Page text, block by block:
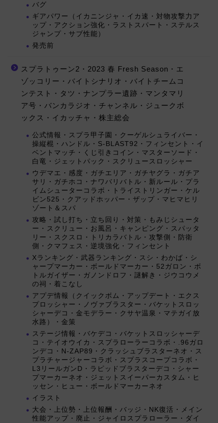
バグ
ギアパワー（イカニンジャ・イカ速・対物攻撃力ア
ップ・アクション強化・ラストスパート・ステルス
ジャンプ・サブ性能）
発売前
スプラトゥーン2・2023 春 Fresh Season・エ
ゾッコリー・バイトシナリオ・バイトチームコ
ンテスト・タツ・ナンプラー遺跡・マンタマリ
ア号・バンカラジオ・チャンネル・ジュークボ
ックス・イカッチャ・株主総会
公式情報・スプラ甲子園・クーゲルシュライバー・
操縦棍・ハンドル・S-BLAST92・フィンセント・イ
ベントマッチ・くじ引きコイン・マスターソード・
白竜・ジェットパック・スクリュースロッシャー
ウデマエ・感度・ガチエリア・ガチヤグラ・ガチア
サリ・ガチホコ・ナワバリバトル・新ルール・プラ
イムシューターコラボ・トライストリンガー・ケル
ビン525・クアッドホッパー・ザップ・マヒマヒリ
ゾート＆スパ
攻略・試し打ち・立ち回り・対策・もみじシュータ
ー・スクリュー・お風呂・キャンピング・スパッタ
リー・スクスロ・トリカラバトル・攻撃側・防衛
側・クマフェス・逆境強化・フィンセント
Xランキング・武器ランキング・スシ・わかば・シ
ャープマーカー・ボールドマーカー・52ガロン・ボ
トルガイザー・ガノンドロフ・謎解き・ジウコウメ
の祠・着こなし
アプデ情報（クイックボム・アップデート・エクス
プロッシャー・ノヴァブラスター・バケットスロッ
シャーデコ・金モデラー・クサヤ温泉・マテガイ放
水路）・金策
ステージ情報・バケデコ・バケットスロッシャーデ
コ・テイオウイカ・スプラローラーコラボ・.96ガロ
ンデコ・N-ZAP89・クラッシュブラスターネオ・ス
プラチャージャーコラボ・スプラスコープコラボ・
L3リールガンD・ラピッドブラスターデコ・シャー
プマーカーネオ・ジェットスイーパーカスタム・ヒ
ッセン・ヒュー・ボールドマーカーネオ
イラスト
大会・上位勢・上位報酬・バッジ・NK復活・メイン
性能アップ・廃止・ジャイロスプラローラー・ダイ